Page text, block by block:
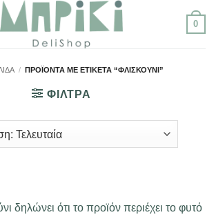
0
/ ΠΡΟΪΌΝΤΑ ΜΕ ΕΤΙΚΈΤΑ “ΦΛΙΣΚΟΎΝΙ”
ΦΙΛΤΡΑ
δηλώνει ότι το προϊόν περιέχει το φυτό